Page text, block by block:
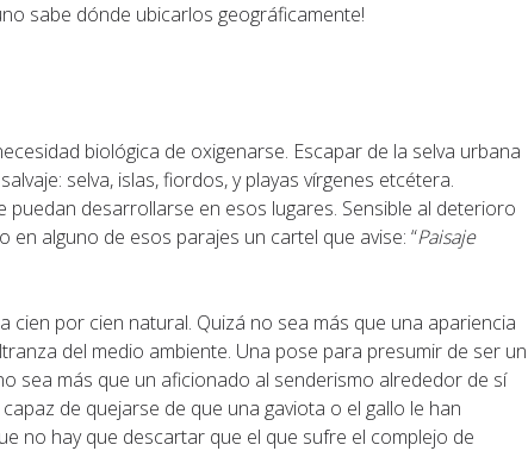
sabe dónde ubicarlos geográficamente!
biológica de oxigenarse. Escapar de la selva urbana
selva, islas, fiordos, y playas vírgenes etcétera.
desarrollarse en esos lugares. Sensible al deterioro
alguno de esos parajes un cartel que avise: “Paisaje
cien por cien natural. Quizá no sea más que una apariencia
del medio ambiente. Una pose para presumir de ser un
sea más que un aficionado al senderismo alrededor de sí
de quejarse de que una gaviota o el gallo le han
no hay que descartar que el que sufre el complejo de